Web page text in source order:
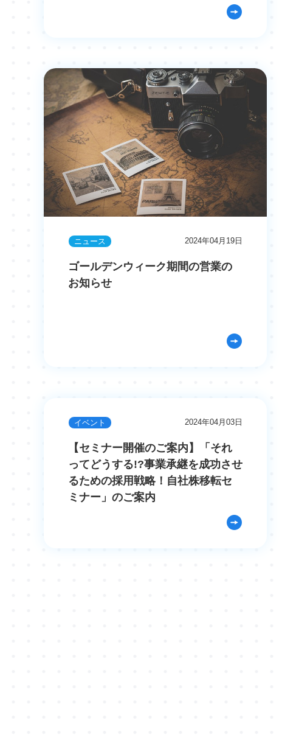
ニュース 2024年04月19日
ゴールデンウィーク期間の営業の
お知らせ
イベント 2024年04月03日
【セミナー開催のご案内】「それ
ってどうする!?事業承継を成功させ
るための採用戦略！自社株移転セ
ミナー」のご案内